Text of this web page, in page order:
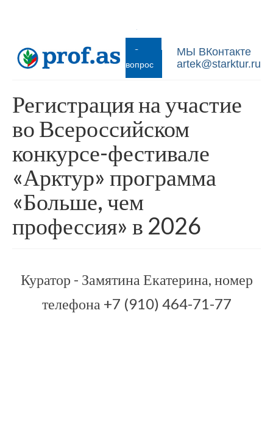
Задать
вопрос
МЫ ВКонтакте
artek@starktur.ru
Регистрация на участие
во Всероссийском
конкурсе-фестивале
«Арктур» программа
«Больше, чем
профессия» в 2026
Куратор - Замятина Екатерина, номер
телефона +7 (910) 464-71-77